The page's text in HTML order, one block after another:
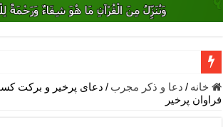
دعای جلب محبت فوری معشوق – دعای جلب
دعای مشکل گشا برای رفع فقر – ذکرهای روزی‌
خانه / دعا و ذکر مجرب / دعای پرخیر و برکت
فراوان پرخیر